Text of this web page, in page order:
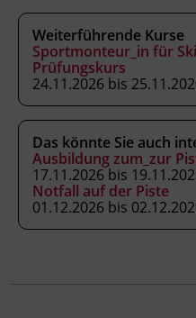
Leitung
Fachtrainer_in
Abschluss
Hinweis
Bitte bringen Sie
Weiterführende Kurse
Sportmonteur_in für
Prüfungskurs
24.11.2026 bis
Das könnte Sie auch
Ausbildung zum_zur
17.11.2026 bis
Notfall auf der Piste
01.12.2026 bis